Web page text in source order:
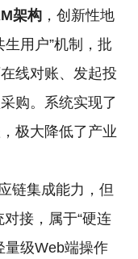
架构 ，创新性地
用户”机制，批
线对账、发起投
购。系统实现了
极大降低了产业
链集成能力，但
接，属于“硬连
量级Web端操作